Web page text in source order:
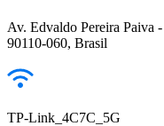
Av. Edvaldo Pereira Paiva
90110-060, Brasil
TP-Link_4C7C_5G